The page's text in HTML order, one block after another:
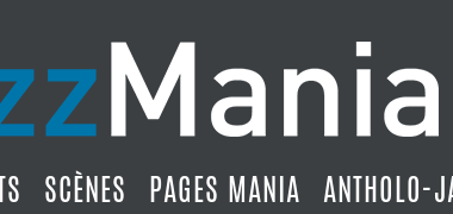
SCÈNES PAGES MANIA ANTHOLO-